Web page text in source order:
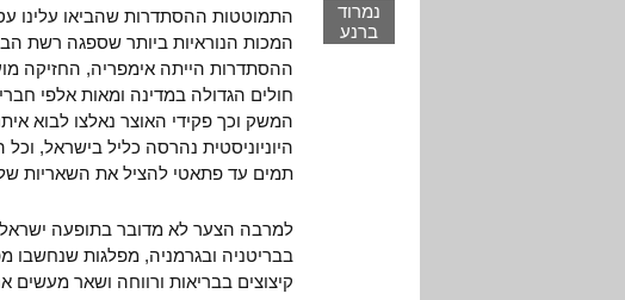
נמרוד
ברנע
התמוטטות ההסתדרות שהביאו עלינו
המכות הנוראיות ביותר שספגה רשת
ההסתדרות הייתה אימפריה, החזיקה
חולים הגדולה במדינה ומאות אלפי
המשק וכך פקידי האוצר נאלצו לבוא
היוניוניסטית נהרסה כליל בישראל,
תמים עד פתאטי להציל את השאריות
למרבה הצער לא מדובר בתופעה
בבריטניה ובגרמניה, מפלגות שנחשבו
קיצוצים בבריאות ורווחה ושאר מעשים